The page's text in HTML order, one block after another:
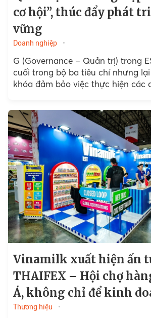
cơ hội”, thúc đẩy phát
vững
Doanh nghiệp
G (Governance – Quản trị) trong
cuối trong bộ ba tiêu chí nhưng
khóa đảm bảo việc thực hiện các
Vinamilk xuất hiện ấn
THAIFEX – Hội chợ
Á, không chỉ để kinh
Thương hiệu